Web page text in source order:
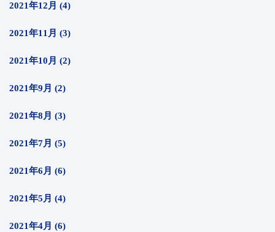
2021年12月 (4)
2021年11月 (3)
2021年10月 (2)
2021年9月 (2)
2021年8月 (3)
2021年7月 (5)
2021年6月 (6)
2021年5月 (4)
2021年4月 (6)